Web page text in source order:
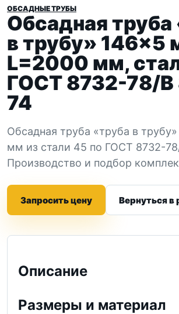
ОБСАДНЫЕ ТРУБЫ
Обсадная труба
в трубу» 146×5
L=2000 мм,
ГОСТ 8732-78/В
74
Обсадная труба «труба в
мм из стали 45 по ГОСТ 8732-
Производство и подбор
Запросить цену Вернуться в
Описание
Размеры и материал